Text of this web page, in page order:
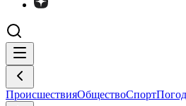
ПроисшествияОбществоСпорт